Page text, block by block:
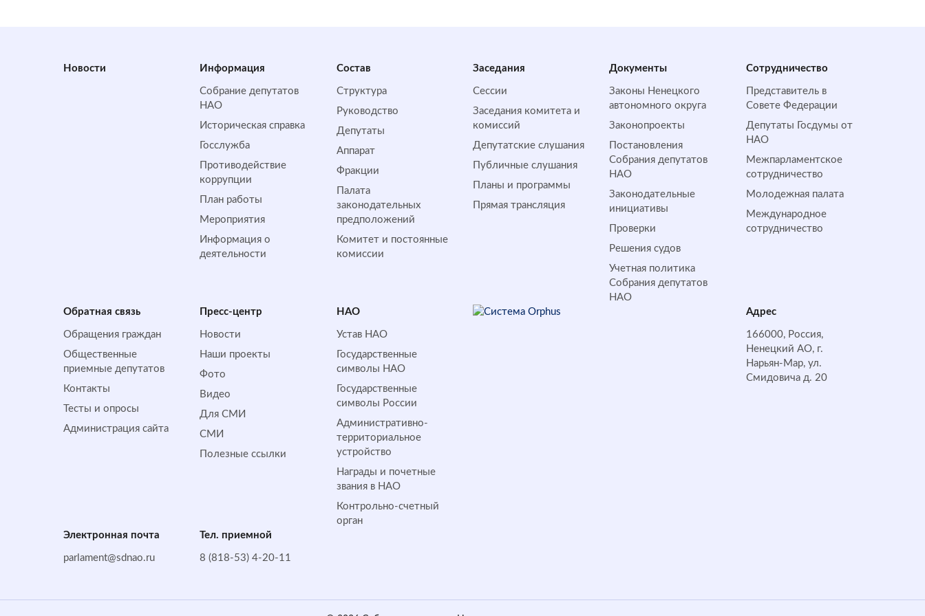
Новости Информация
Собрание депутатов
НАО
Историческая справка
Госслужба
Противодействие
коррупции
План работы
Мероприятия
Информация о
деятельности
Состав
Структура
Руководство
Депутаты
Аппарат
Фракции
Палата
законодательных
предположений
Комитет и постоянные
комиссии
Заседания
Сессии
Заседания комитета и
комиссий
Депутатские слушания
Публичные слушания
Планы и программы
Прямая трансляция
Документы
Законы Ненецкого
автономного округа
Законопроекты
Постановления
Собрания депутатов
НАО
Законодательные
инициативы
Проверки
Решения судов
Учетная политика
Собрания депутатов
НАО
Сотрудничество
Представитель в
Совете Федерации
Депутаты Госдумы от
НАО
Межпарламентское
сотрудничество
Молодежная палата
Международное
сотрудничество
Обратная cвязь
Обращения граждан
Общественные
приемные депутатов
Контакты
Тесты и опросы
Администрация сайта
Пресс-центр
Новости
Наши проекты
Фото
Видео
Для СМИ
СМИ
Полезные ссылки
НАО
Устав НАО
Государственные
символы НАО
Государственные
символы России
Административно-
территориальное
устройство
Награды и почетные
звания в НАО
Контрольно-счетный
орган
Адрес
166000, Россия,
Ненецкий АО, г.
Нарьян-Мар, ул.
Смидовича д. 20
Электронная почта
parlament@sdnao.ru
Тел. приемной
8 (818-53) 4-20-11